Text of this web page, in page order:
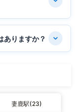
ありますか？
妻鹿駅(23)